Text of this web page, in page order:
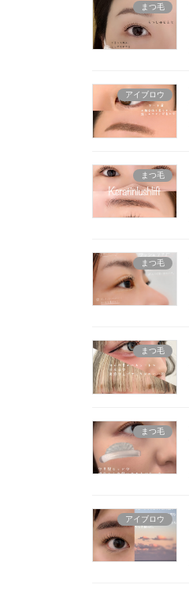
まつ毛
アイブロウ
まつ毛
まつ毛
まつ毛
まつ毛
アイブロウ